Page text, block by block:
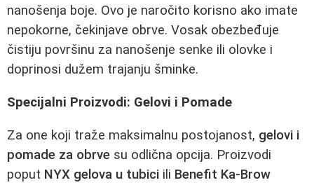
nanošenja boje. Ovo je naročito korisno ako imate
nepokorne, čekinjave obrve. Vosak obezbeđuje
čistiju površinu za nanošenje senke ili olovke i
doprinosi dužem trajanju šminke.
Specijalni Proizvodi: Gelovi i Pomade
Za one koji traže maksimalnu postojanost, gelovi i
pomade za obrve su odlična opcija. Proizvodi
poput NYX gelova u tubici ili Benefit Ka-Brow